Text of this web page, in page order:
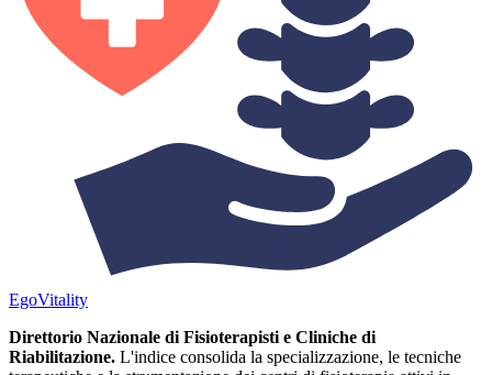
EgoVitality
Direttorio Nazionale di Fisioterapisti e Cliniche di
Riabilitazione. L'indice consolida la specializzazione, le tecniche